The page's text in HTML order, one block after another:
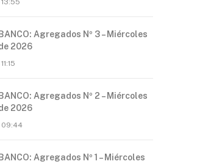
Agregados Nº 3 – Miércoles
2026
Agregados Nº 2 – Miércoles
2026
09:44
Agregados Nº 1 – Miércoles